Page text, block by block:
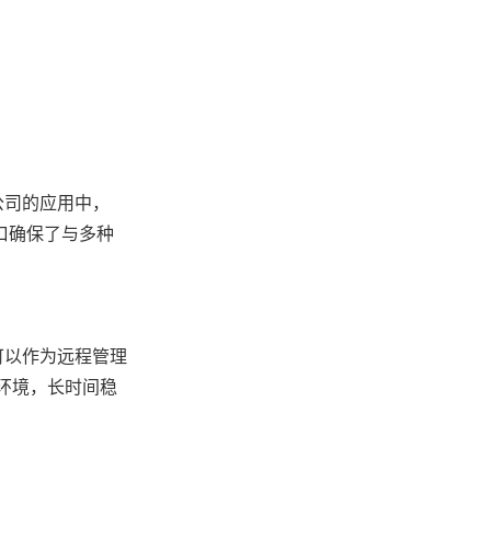
的应用中，
确保了与多种
作为远程管理
境，长时间稳